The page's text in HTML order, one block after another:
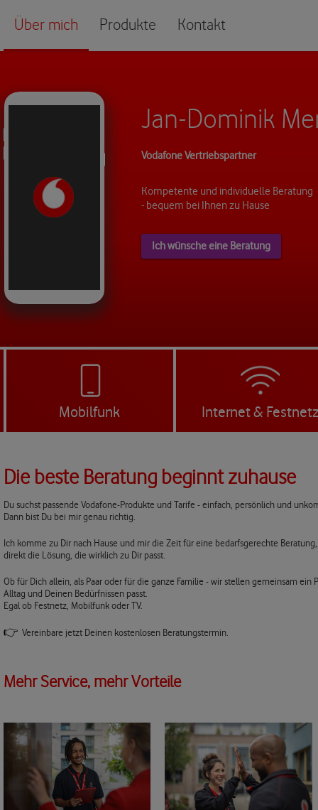
Über mich Produkte Kontakt
Jan-Dominik
Vodafone Vertriebspartner
Kompetente und individuelle Beratung
- bequem bei Ihnen zu Hause
Ich wünsche eine Beratung
Mobilfunk Internet &
Die beste Beratung beginnt zuhause
Du suchst passende Vodafone-Produkte und Tarife - einfach, persönlich und
Dann bist Du bei mir genau richtig.
Ich komme zu Dir nach Hause und mir die Zeit für eine bedarfsgerechte
direkt die Lösung, die wirklich zu Dir passt.
Ob für Dich allein, als Paar oder für die ganze Familie - wir stellen gemeinsam ein
Alltag und Deinen Bedürfnissen passt.
Egal ob Festnetz, Mobilfunk oder TV.
👉 Vereinbare jetzt Deinen kostenlosen Beratungstermin.
Mehr Service, mehr Vorteile